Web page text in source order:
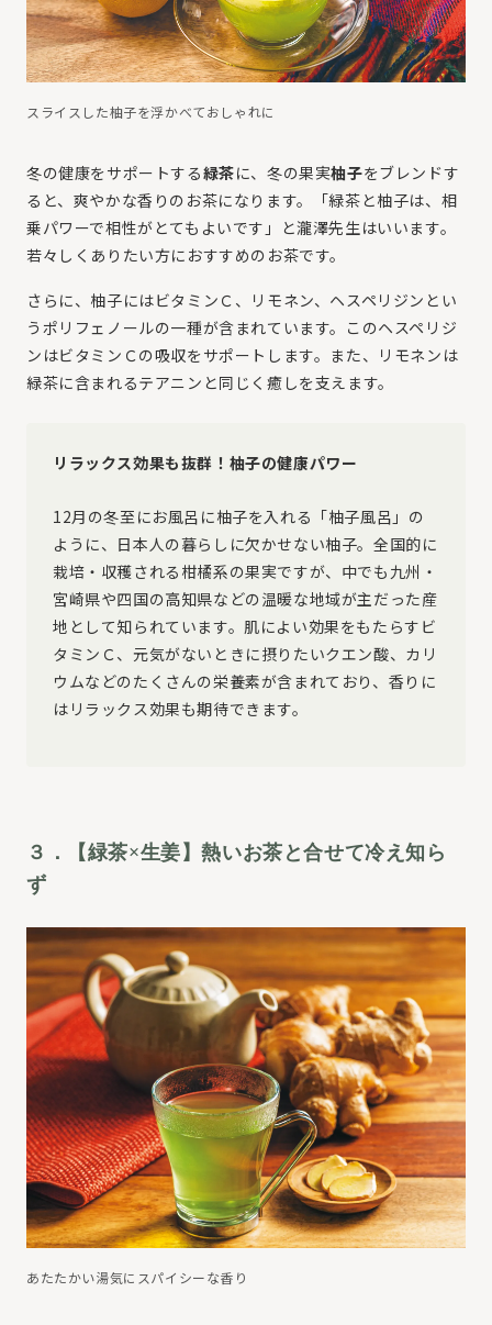
スライスした柚子を浮かべておしゃれに
冬の健康をサポートする緑茶に、冬の果実柚子をブレンドす
ると、爽やかな香りのお茶になります。「緑茶と柚子は、相
乗パワーで相性がとてもよいです」と瀧澤先生はいいます。
若々しくありたい方におすすめのお茶です。
さらに、柚子にはビタミンＣ、リモネン、ヘスペリジンとい
うポリフェノールの一種が含まれています。このヘスペリジ
ンはビタミンＣの吸収をサポートします。また、リモネンは
緑茶に含まれるテアニンと同じく癒しを支えます。
リラックス効果も抜群！柚子の健康パワー
12月の冬至にお風呂に柚子を入れる「柚子風呂」の
ように、日本人の暮らしに欠かせない柚子。全国的に
栽培・収穫される柑橘系の果実ですが、中でも九州・
宮崎県や四国の高知県などの温暖な地域が主だった産
地として知られています。肌によい効果をもたらすビ
タミンＣ、元気がないときに摂りたいクエン酸、カリ
ウムなどのたくさんの栄養素が含まれており、香りに
はリラックス効果も期待できます。
３．【緑茶×生姜】熱いお茶と合せて冷え知ら
ず
あたたかい湯気にスパイシーな香り